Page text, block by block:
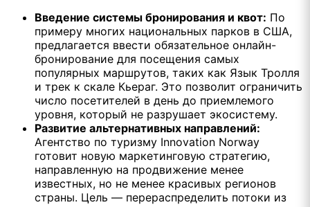
Введение системы бронирования и квот: По
примеру многих национальных парков в США,
предлагается ввести обязательное онлайн-
бронирование для посещения самых
популярных маршрутов, таких как Язык Тролля
и трек к скале Кьераг. Это позволит ограничить
число посетителей в день до приемлемого
уровня, который не разрушает экосистему.
Развитие альтернативных направлений:
Агентство по туризму Innovation Norway
готовит новую маркетинговую стратегию,
направленную на продвижение менее
известных, но не менее красивых регионов
страны. Цель — перераспределить потоки из